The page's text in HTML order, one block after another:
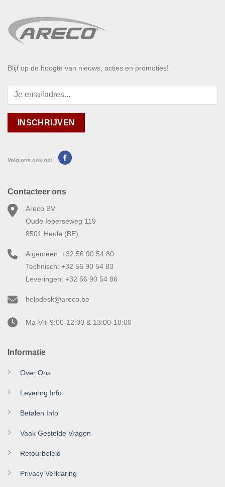
Blijf op de hoogte van nieuws, acties en promoties!
Volg ons ook op:
Informatie
Over Ons
Levering Info
Betalen Info
Vaak Gestelde Vragen
Retourbeleid
Privacy Verklaring
Contacteer ons
Areco BV
Oude Ieperseweg 119
8501 Heule (BE)
Algemeen: +32 56 90 54 80
Technisch: +32 56 90 54 83
Leveringen: +32 56 90 54 86
helpdesk@areco.be
Ma-Vrij 9:00-12:00 & 13:00-18:00